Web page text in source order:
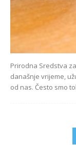
Prirodna Sredstva
današnje vrijeme,
od nas. Često smo